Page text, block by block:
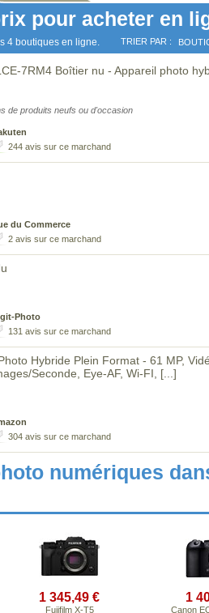
pour acheter en
4 boutiques en ligne. TRIER PAR :
7RM4 Boîtier nu - Appareil photo
de produits neufs ou d'occasion
244 avis sur ce marchand
du Commerce
2 avis sur ce marchand
Photo
131 avis sur ce marchand
Hybride Plein Format - 61 MP,
Seconde, Eye-AF, Wi-FI, [...]
304 avis sur ce marchand
numériques
1 345,49 €
Fujifilm X-T5
1
Canon